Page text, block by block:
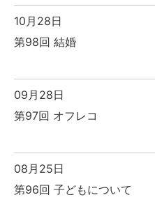
10月28日
第98回 結婚
09月28日
第97回 オフレコ
08月25日
第96回 子どもについて